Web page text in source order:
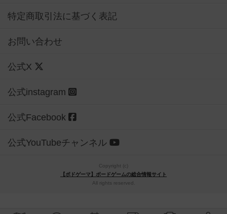
特定商取引法に基づく表記
お問い合わせ
公式X
公式instagram
公式Facebook
公式YouTubeチャンネル
Copyright (c)
【ボドゲーマ】ボードゲームの総合情報サイト
All rights reserved.